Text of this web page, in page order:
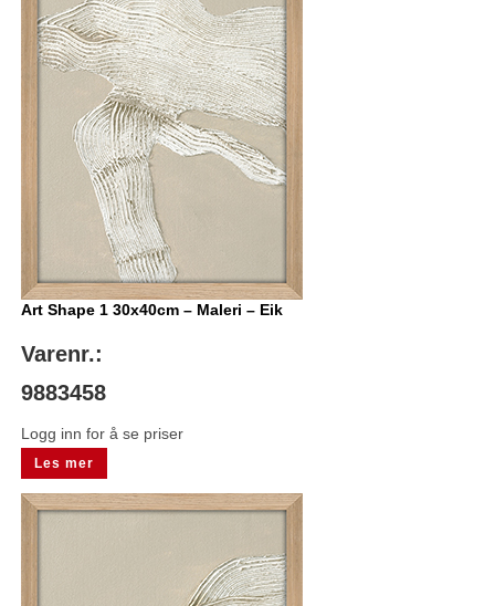
Art Shape 1 30x40cm – Maleri – Eik
Varenr.:
9883458
Logg inn for å se priser
Les mer